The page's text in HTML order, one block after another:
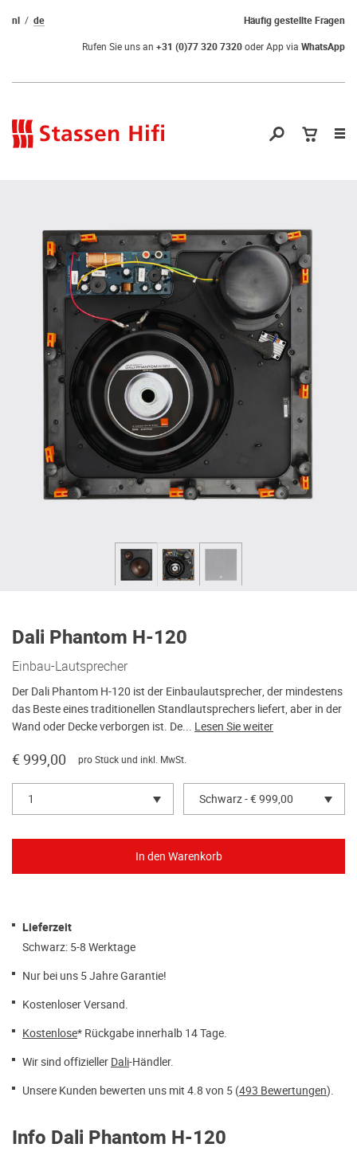
Häufig gestellte Fragen
nl de
Rufen Sie uns an +31 (0)77 320 7320oder App via WhatsApp
Dali Phantom H-120
Einbau-Lautsprecher
Der Dali Phantom H-120 ist der Einbaulautsprecher, der mindestens
das Beste eines traditionellen Standlautsprechers liefert, aber in der
Wand oder Decke verborgen ist. De... Lesen Sie weiter
€ 999,00 pro Stück und inkl. MwSt.
1 Schwarz - € 999,00
Lieferzeit
Schwarz: 5-8 Werktage
Nur bei uns 5 Jahre Garantie!
Kostenloser Versand.
Kostenlose* Rückgabe innerhalb 14 Tage.
Wir sind offizieller Dali-Händler.
Unsere Kunden bewerten uns mit 4.8 von 5 (493 Bewertungen).
Info Dali Phantom H-120